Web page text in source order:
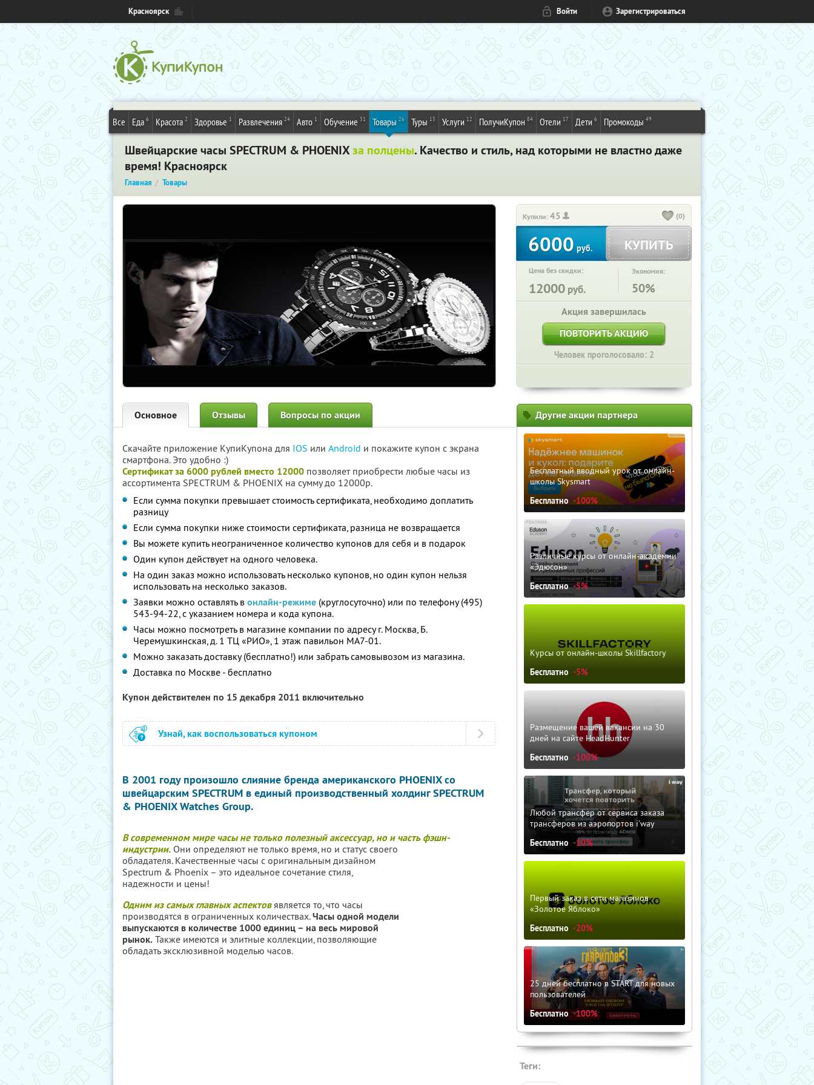
Красноярск Войти Зарегистрироваться
Все Еда 6 Красота 2 Здоровье 1 Развлечения 24 Авто 1 Обучение 31 Товары 26 Туры 13 Услуги 12 ПолучиКупон 84 Отели 17 Дети 6 Промокоды 49
Швейцарские часы SPECTRUM & PHOENIXза полцены. Качество и стиль, над которыми не властно даже
время! Красноярск
Главная Товары
Купили:45 (0)
6000руб. КУПИТЬ
Цена без скидки:
12000 руб.
Экономия:
50%
Акция завершилась
ПОВТОРИТЬ АКЦИЮ
Человек проголосовало: 2
Основное Отзывы Вопросы по акции
Скачайте приложение КупиКупона для IOS или Android и покажите купон с экрана
смартфона. Это удобно :)
Сертификат за 6000 рублей вместо 12000 позволяет приобрести любые часы из
ассортимента SPECTRUM & PHOENIX на сумму до 12000р.
Если сумма покупки превышает стоимость сертификата, необходимо доплатить
разницу
Если сумма покупки ниже стоимости сертификата, разница не возвращается
Вы можете купить неограниченное количество купонов для себя и в подарок
Один купон действует на одного человека.
На один заказ можно использовать несколько купонов, но один купон нельзя
использовать на несколько заказов.
Заявки можно оставлять в онлайн-режиме (круглосуточно) или по телефону (495)
543-94-22, с указанием номера и кода купона.
Часы можно посмотреть в магазине компании по адресу г. Москва, Б.
Черемушкинская, д. 1 ТЦ «РИО», 1 этаж павильон МА7-01.
Можно заказать доставку (бесплатно!) или забрать самовывозом из магазина.
Доставка по Москве - бесплатно
Купон действителен по 15 декабря 2011 включительно
Узнай, как воспользоваться купоном
В 2001 году произошло слияние бренда американского PHOENIX со
швейцарским SPECTRUM в единый производственный холдинг SPECTRUM
& PHOENIX Watches Group.
В современном мире часы не только полезный аксессуар, но и часть фэшн-
индустрии. Они определяют не только время, но и статус своего
обладателя. Качественные часы с оригинальным дизайном
Spectrum & Phoenix – это идеальное сочетание стиля,
надежности и цены!
Одним из самых главных аспектовявляется то, что часы
производятся в ограниченных количествах.Часы одной модели
выпускаются в количестве 1000 единиц – на весь мировой
рынок. Также имеются и элитные коллекции, позволяющие
обладать эксклюзивной моделью часов.
Другие акции партнера
Бесплатный вводный урок от онлайн-
школы Skysmart
Бесплатно -100%
Различные курсы от онлайн-академии
«Эдюсон»
Бесплатно -5%
Курсы от онлайн-школы Skillfactory
Бесплатно -5%
Размещение вашей вакансии на 30
дней на сайте HeadHunter
Бесплатно -100%
Любой трансфер от сервиса заказа
трансферов из аэропортов i'way
Бесплатно -10%
Первый заказ в сети магазинов
«Золотое Яблоко»
Бесплатно -20%
25 дней бесплатно в START для новых
пользователей
Бесплатно -100%
Теги: